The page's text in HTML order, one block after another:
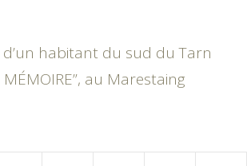
habitant du sud du Tarn
MÉMOIRE”, au Marestaing